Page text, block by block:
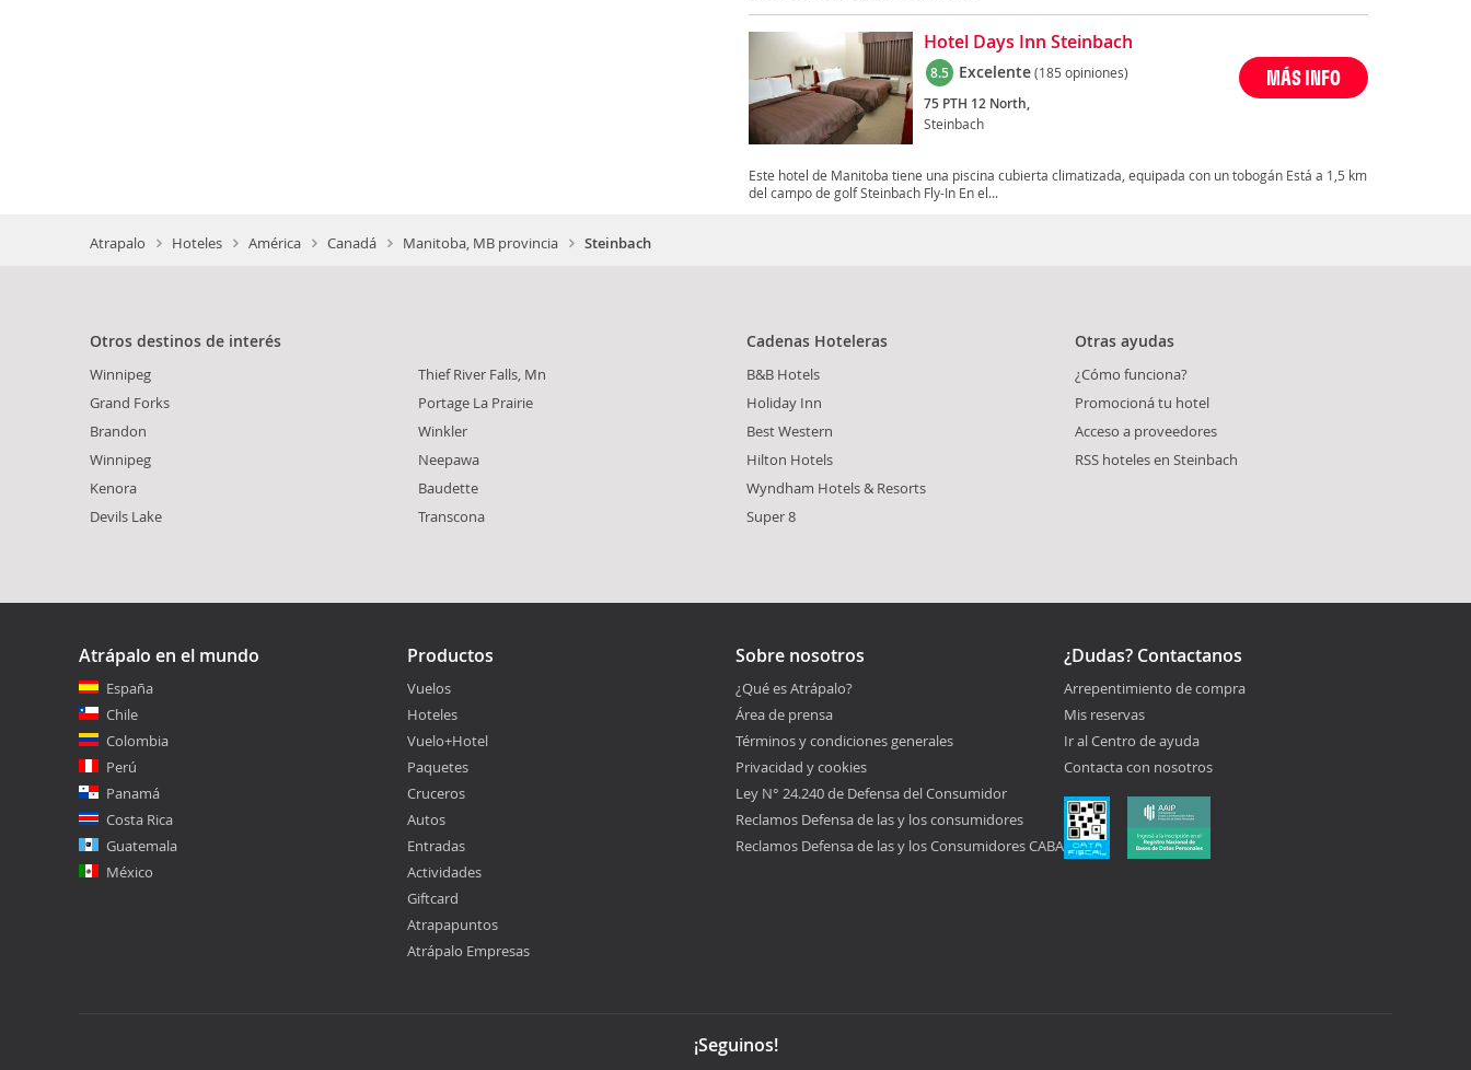
Hotel Days Inn Steinbach
8.5 Excelente(185 opiniones)
75 PTH 12 North,
Steinbach
MÁS INFO
Este hotel de Manitoba tiene una piscina cubierta climatizada, equipada con un tobogán Está a 1,5 km
del campo de golf Steinbach Fly-In En el...
Atrapalo Hoteles América Canadá Manitoba, MB provincia Steinbach
Otros destinos de interés
Winnipeg
Grand Forks
Brandon
Winnipeg
Kenora
Devils Lake
Thief River Falls, Mn
Portage La Prairie
Winkler
Neepawa
Baudette
Transcona
Cadenas Hoteleras
B&B Hotels
Holiday Inn
Best Western
Hilton Hotels
Wyndham Hotels & Resorts
Super 8
Otras ayudas
¿Cómo funciona?
Promocioná tu hotel
Acceso a proveedores
RSS hoteles en Steinbach
Atrápalo en el mundo
España
Chile
Colombia
Perú
Panamá
Costa Rica
Guatemala
México
Productos
Vuelos
Hoteles
Vuelo+Hotel
Paquetes
Cruceros
Autos
Entradas
Actividades
Giftcard
Atrapapuntos
Atrápalo Empresas
Sobre nosotros
¿Qué es Atrápalo?
Área de prensa
Términos y condiciones generales
Privacidad y cookies
Ley N° 24.240 de Defensa del Consumidor
Reclamos Defensa de las y los consumidores
Reclamos Defensa de las y los Consumidores CABA
¿Dudas? Contactanos
Arrepentimiento de compra
Mis reservas
Ir al Centro de ayuda
Contacta con nosotros
¡Seguinos!